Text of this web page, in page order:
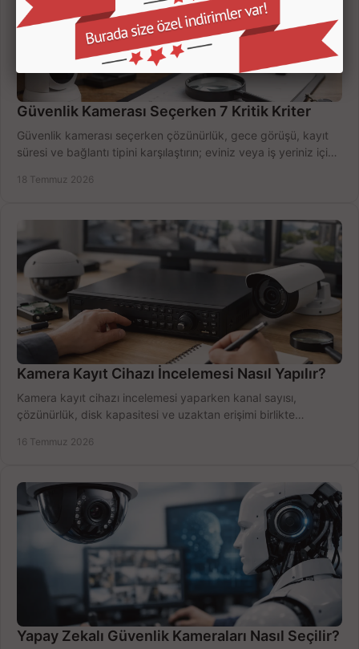
Güvenlik Kamerası Seçerken 7 Kritik Kriter
Güvenlik kamerası seçerken çözünürlük, gece görüşü, kayıt
süresi ve bağlantı tipini karşılaştırın; eviniz veya iş yeriniz için
18 Temmuz 2026
Kamera Kayıt Cihazı İncelemesi Nasıl Yapılır?
Kamera kayıt cihazı incelemesi yaparken kanal sayısı,
çözünürlük, disk kapasitesi ve uzaktan erişimi birlikte
16 Temmuz 2026
Yapay Zekalı Güvenlik Kameraları Nasıl Seçilir?